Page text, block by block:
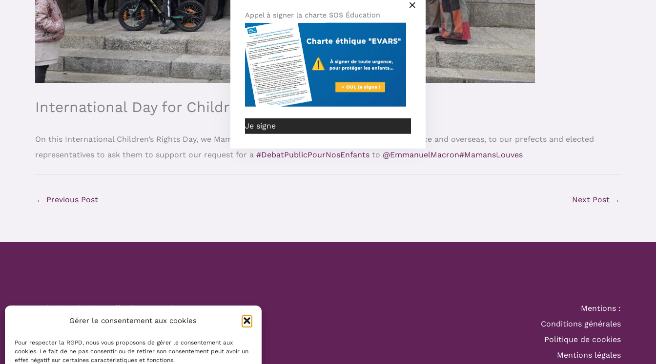
Gérer le consentement aux cookies
Pour respecter la RGPD, nous vous proposons de gérer le consentement aux
cookies. Le fait de ne pas consentir ou de retirer son consentement peut avoir un
effet négatif sur certaines caractéristiques et fonctions.
International Day for Children’s Rights
On this International Children’s Rights Day, we Mamans Louves are writing in unison, throughout France and overseas, to our prefects and elected
representatives to ask them to support our request for a #DebatPublicPourNosEnfants to @EmmanuelMacron#MamansLouves
← Previous Post Next Post →
Website Création :Mélanie Parmentier
Copyright © 2026 Mamans Louves
Mentions :
Conditions générales
Politique de cookies
Mentions légales
Appel à signer la charte SOS Éducation
Je signe